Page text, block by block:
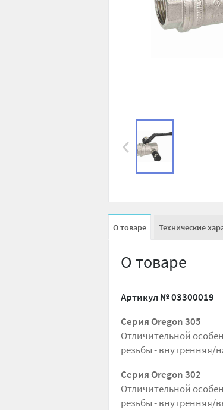
О товаре Технические
О товаре
Артикул №03300019
Серия Oregon305
Отличительной
резьбы - внутренняя/
Серия Oregon302
Отличительной
резьбы - внутренняя/